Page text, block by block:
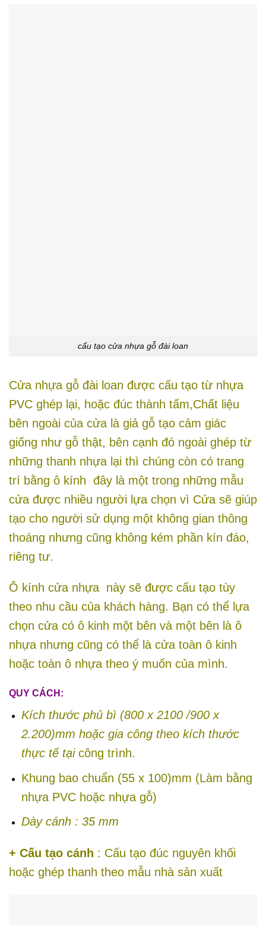
cấu tạo cửa nhựa gỗ đài loan
Cửa nhựa gỗ đài loan được cấu tạo từ nhựa
PVC ghép lại, hoặc đúc thành tấm,Chất liệu
bên ngoài của cửa là giả gỗ tạo cảm giác
giống như gỗ thật, bên cạnh đó ngoài ghép từ
những thanh nhựa lại thì chúng còn có trang
trí bằng ô kính đây là một trong những mẫu
cửa được nhiều người lựa chọn vì Cửa sẽ giúp
tạo cho người sử dụng một không gian thông
thoáng nhưng cũng không kém phần kín đáo,
riêng tư.
Ô kính cửa nhựa này sẽ được cấu tạo tùy
theo nhu cầu của khách hàng. Bạn có thể lựa
chọn cửa có ô kinh một bên và một bên là ô
nhựa nhưng cũng có thể là cửa toàn ô kinh
hoặc toàn ô nhựa theo ý muốn của mình.
QUY CÁCH:
Kích thước phủ bì (800 x 2100 /900 x
2.200)mm hoặc gia công theo kích thước
thực tế tại công trình.
Khung bao chuẩn (55 x 100)mm (Làm bằng
nhựa PVC hoặc nhựa gỗ)
Dày cánh : 35 mm
+ Cấu tạo cánh : Cấu tạo đúc nguyên khối
hoặc ghép thanh theo mẫu nhà sản xuất